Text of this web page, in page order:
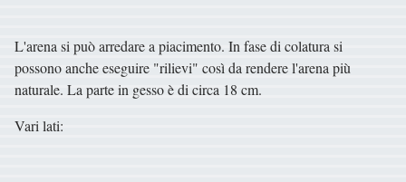
L'arena si può arredare a piacimento. In fase di colatura si
possono anche eseguire "rilievi" così da rendere l'arena più
naturale. La parte in gesso è di circa 18 cm.
Vari lati: